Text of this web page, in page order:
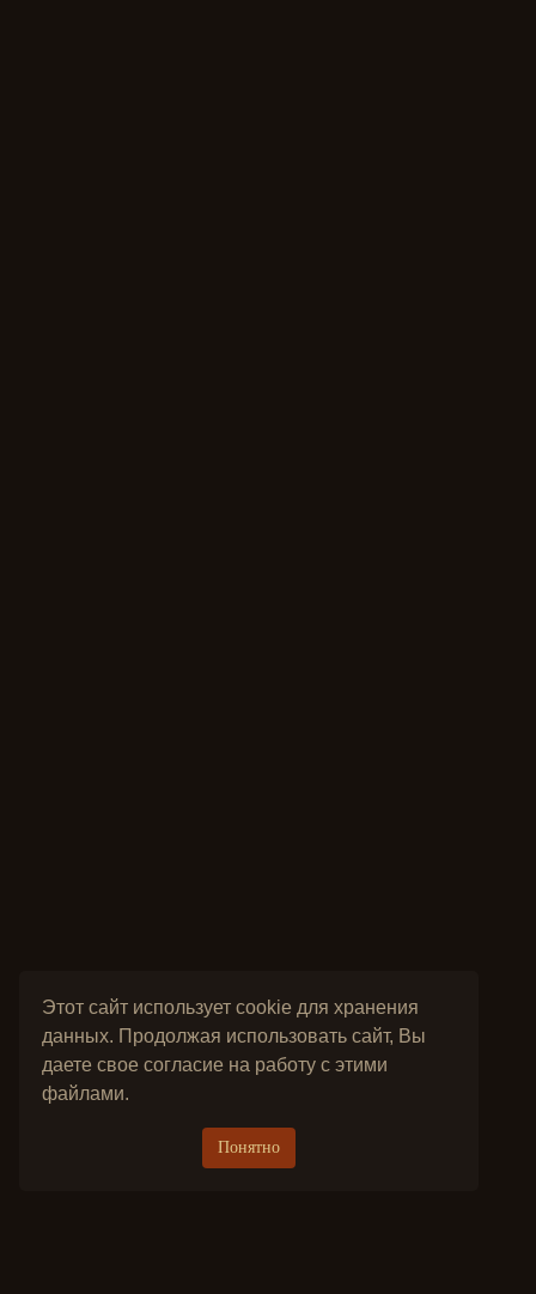
Этот сайт использует cookie для хранения
данных. Продолжая использовать сайт, Вы
даете свое согласие на работу с этими
файлами.
Понятно